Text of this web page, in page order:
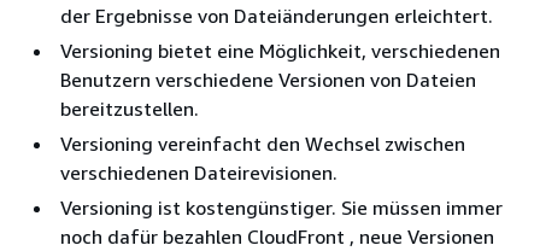
der Ergebnisse von Dateiänderungen erleichtert.
Versioning bietet eine Möglichkeit, verschiedenen
Benutzern verschiedene Versionen von Dateien
bereitzustellen.
Versioning vereinfacht den Wechsel zwischen
verschiedenen Dateirevisionen.
Versioning ist kostengünstiger. Sie müssen immer
noch dafür bezahlen CloudFront , neue Versionen